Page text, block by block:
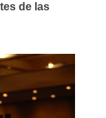
de las